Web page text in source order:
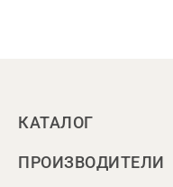
КАТАЛОГ
ПРОИЗВОДИТЕЛИ